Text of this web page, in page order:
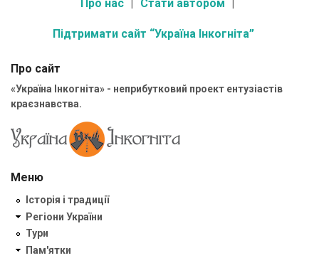
Про нас Стати автором
Підтримати сайт “Україна Інкогніта”
Про сайт
«Україна Інкогніта» - неприбутковий проект ентузіастів
краєзнавства.
Меню
Історія і традиції
Регіони України
Тури
Пам'ятки